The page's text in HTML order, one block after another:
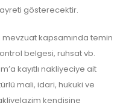
gösterecektir.
kapsamında temin
belgesi, ruhsat vb.
kayıtlı nakliyeciye ait
mali, idari, hukuki ve
kendisine